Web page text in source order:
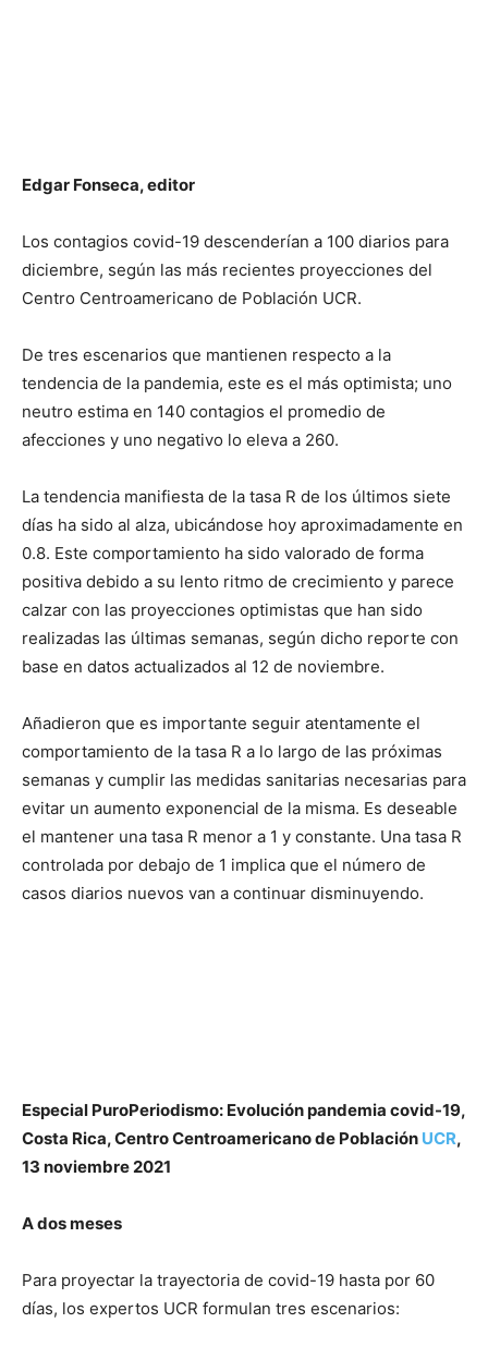
Edgar Fonseca, editor
Los contagios covid-19 descenderían a 100 diarios para
diciembre, según las más recientes proyecciones del
Centro Centroamericano de Población UCR.
De tres escenarios que mantienen respecto a la
tendencia de la pandemia, este es el más optimista; uno
neutro estima en 140 contagios el promedio de
afecciones y uno negativo lo eleva a 260.
La tendencia manifiesta de la tasa R de los últimos siete
días ha sido al alza, ubicándose hoy aproximadamente en
0.8. Este comportamiento ha sido valorado de forma
positiva debido a su lento ritmo de crecimiento y parece
calzar con las proyecciones optimistas que han sido
realizadas las últimas semanas, según dicho reporte con
base en datos actualizados al 12 de noviembre.
Añadieron que es importante seguir atentamente el
comportamiento de la tasa R a lo largo de las próximas
semanas y cumplir las medidas sanitarias necesarias para
evitar un aumento exponencial de la misma. Es deseable
el mantener una tasa R menor a 1 y constante. Una tasa R
controlada por debajo de 1 implica que el número de
casos diarios nuevos van a continuar disminuyendo.
Especial PuroPeriodismo: Evolución pandemia covid-19,
Costa Rica, Centro Centroamericano de Población UCR,
13 noviembre 2021
A dos meses
Para proyectar la trayectoria de covid-19 hasta por 60
días, los expertos UCR formulan tres escenarios: